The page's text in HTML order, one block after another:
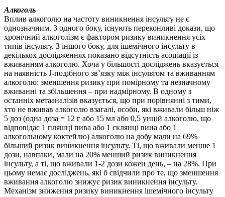
Алкоголь
Вплив алкоголю на частоту виникнення інсульту не є
однозначним. З одного боку, існують переконливі докази, що
хронічний алкоголізм є фактором ризику виникнення усіх
типів інсульту. З іншого боку, для ішемічного інсульту в
декількох дослідженнях показано відсутність асоціації із
вживанням алкоголю. Хоча у більшості досліджень вказується
на наявність J-подібного зв’язку між інсультом та вживанням
алкоголю: зменшення ризику при помірному та незначному
вживанні та збільшення – при надмірному. В одному з
останніх метааналізів вказується, що при порівнянні з тими,
хто не вживав алкоголю взагалі, особи, які вживали більш ніж
5 доз (одна доза = 12 г або 15 мл або 0,5 унцій алкоголю, що
відповідає 1 пляшці пива або 1 склянці вина або 1
алкогольному коктейлю) алкоголю на добу мали на 69%
більший ризик виникнення інсульту. Ті, що вживали менше 1
дози, навпаки, мали на 20% менший ризик виникнення
інсульту, а ті, що вживали 1-2 дози кожен день, – на 28%. При
цьому немає досліджень, які б свідчили про те, що зменшення
вживання алкоголю знижує ризик виникнення інсульту.
Механізм зниження ризику виникнення ішемічного інсульту